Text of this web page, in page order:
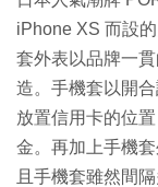
iPhone XS 而設
套外表以品牌一
造。手機套以開
放置信用卡的位
金。再加上手機
且手機套雖然間